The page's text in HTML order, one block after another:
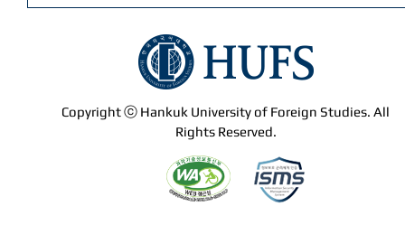
Copyright ⓒ Hankuk University of Foreign Studies. All
Rights Reserved.